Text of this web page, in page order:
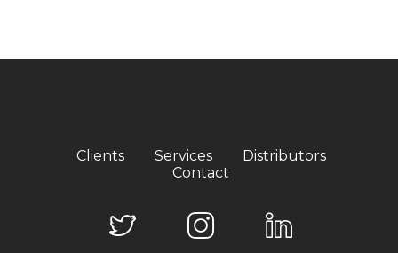
Clients Services
Distributors
Contact